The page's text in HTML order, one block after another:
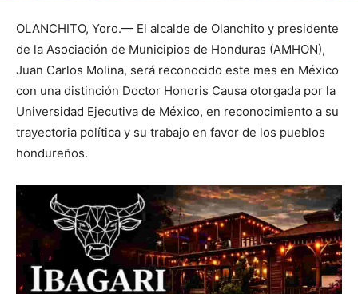
OLANCHITO, Yoro.— El alcalde de Olanchito y presidente
de la Asociación de Municipios de Honduras (AMHON),
Juan Carlos Molina, será reconocido este mes en México
con una distinción Doctor Honoris Causa otorgada por la
Universidad Ejecutiva de México, en reconocimiento a su
trayectoria política y su trabajo en favor de los pueblos
hondureños.